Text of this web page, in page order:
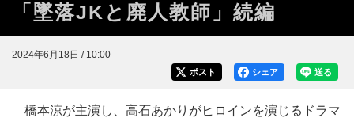
「墜落JKと廃人教師」続編
2024年6月18日 / 10:00
送る
シェア
ポスト
橋本涼が主演し、高石あかりがヒロインを演じるドラマ